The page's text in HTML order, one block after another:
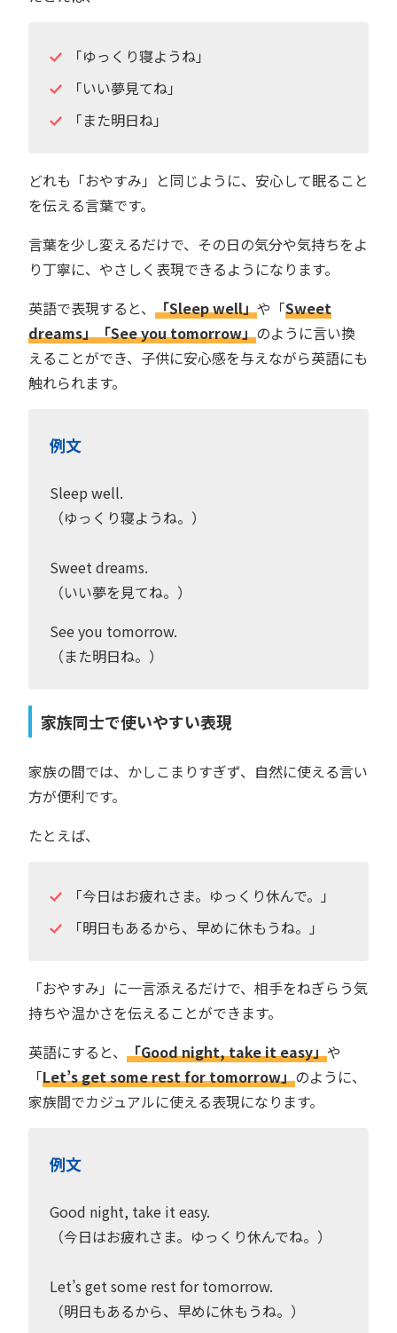
「ゆっくり寝ようね」
「いい夢見てね」
「また明日ね」
どれも「おやすみ」と同じように、安心して眠ること
を伝える言葉です。
言葉を少し変えるだけで、その日の気分や気持ちをよ
り丁寧に、やさしく表現できるようになります。
英語で表現すると、 「Sleep well」や「Sweet
dreams」「See you tomorrow」のように言い換
えることができ、子供に安心感を与えながら英語にも
触れられます。
例文
Sleep well.
（ゆっくり寝ようね。）
Sweet dreams.
（いい夢を見てね。）
See you tomorrow.
（また明日ね。）
家族同士で使いやすい表現
家族の間では、かしこまりすぎず、自然に使える言い
方が便利です。
たとえば、
「今日はお疲れさま。ゆっくり休んで。」
「明日もあるから、早めに休もうね。」
「おやすみ」に一言添えるだけで、相手をねぎらう気
持ちや温かさを伝えることができます。
英語にすると、 「Good night, take it easy」や
「Let’s get some rest for tomorrow」のように、
家族間でカジュアルに使える表現になります。
例文
Good night, take it easy.
（今日はお疲れさま。ゆっくり休んでね。）
Let’s get some rest for tomorrow.
（明日もあるから、早めに休もうね。）